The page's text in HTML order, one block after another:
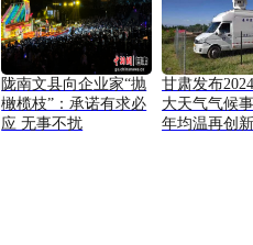
陇南文县向企业家“抛
橄榄枝”：承诺有求必
应 无事不扰
甘肃发布
大天气气候
年均温再创